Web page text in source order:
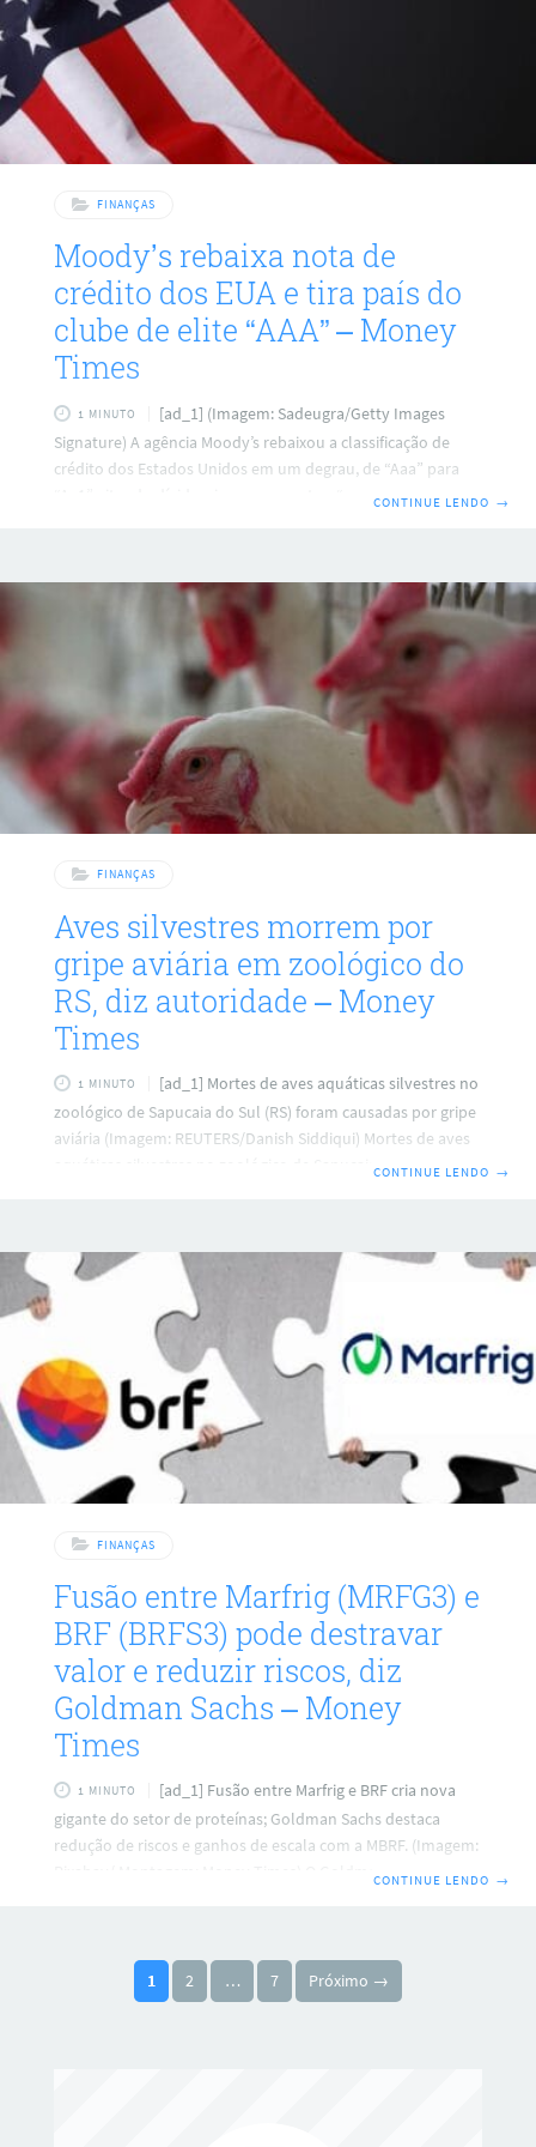
FINANÇAS
Moody’s rebaixa nota de
crédito dos EUA e tira país do
clube de elite “AAA” – Money
Times
1 MINUTO
[ad_1] (Imagem: Sadeugra/Getty Images
Signature) A agência Moody’s rebaixou a classificação de
crédito dos Estados Unidos em um degrau, de “Aaa” para
“Aa1”, citando dívida e juros crescentes, “que são
medidas para reverter a tendência de grandes déficits fiscais
anuais e custos crescentes de juros”, disse a Moody’s em um
comunicado. A Moody’s era a última
CONTINUE LENDO →
FINANÇAS
Aves silvestres morrem por
gripe aviária em zoológico do
RS, diz autoridade – Money
Times
1 MINUTO
[ad_1] Mortes de aves aquáticas silvestres no
zoológico de Sapucaia do Sul (RS) foram causadas por gripe
aviária (Imagem: REUTERS/Danish Siddiqui) Mortes de aves
aquáticas silvestres no zoológico de Sapucaia do Sul (RS)
entrevista a jornalistas. Sapucaia do Sul está situada a cerca
de 50 km de Montenegro, onde um foco de gripe aviária foi
CONTINUE LENDO →
FINANÇAS
Fusão entre Marfrig (MRFG3) e
BRF (BRFS3) pode destravar
valor e reduzir riscos, diz
Goldman Sachs – Money
Times
1 MINUTO
[ad_1] Fusão entre Marfrig e BRF cria nova
gigante do setor de proteínas; Goldman Sachs destaca
redução de riscos e ganhos de escala com a MBRF. (Imagem:
Pixabay/ Montagem: Money Times) O Goldman Sachs vê a
“Enxergamos uma nova empresa menos alavancada, mais
diversificada e menos exposta a commodities. Continuamos
CONTINUE LENDO →
Paginação de posts
1 2 … 7 Próximo →